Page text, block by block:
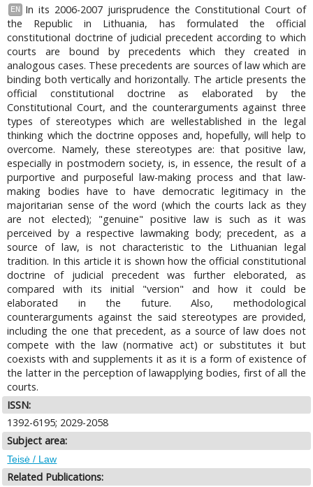
EN
In its 2006-2007 jurisprudence the Constitutional Court of
the Republic in Lithuania, has formulated the official
constitutional doctrine of judicial precedent according to which
courts are bound by precedents which they created in
analogous cases. These precedents are sources of law which are
binding both vertically and horizontally. The article presents the
official constitutional doctrine as elaborated by the
Constitutional Court, and the counterarguments against three
types of stereotypes which are wellestablished in the legal
thinking which the doctrine opposes and, hopefully, will help to
overcome. Namely, these stereotypes are: that positive law,
especially in postmodern society, is, in essence, the result of a
purportive and purposeful law-making process and that law-
making bodies have to have democratic legitimacy in the
majoritarian sense of the word (which the courts lack as they
are not elected); "genuine" positive law is such as it was
perceived by a respective lawmaking body; precedent, as a
source of law, is not characteristic to the Lithuanian legal
tradition. In this article it is shown how the official constitutional
doctrine of judicial precedent was further eleborated, as
compared with its initial "version" and how it could be
elaborated in the future. Also, methodological
counterarguments against the said stereotypes are provided,
including the one that precedent, as a source of law does not
compete with the law (normative act) or substitutes it but
coexists with and supplements it as it is a form of existence of
the latter in the perception of lawapplying bodies, first of all the
courts.
ISSN:
1392-6195; 2029-2058
Subject area:
Teisė / Law
Related Publications: